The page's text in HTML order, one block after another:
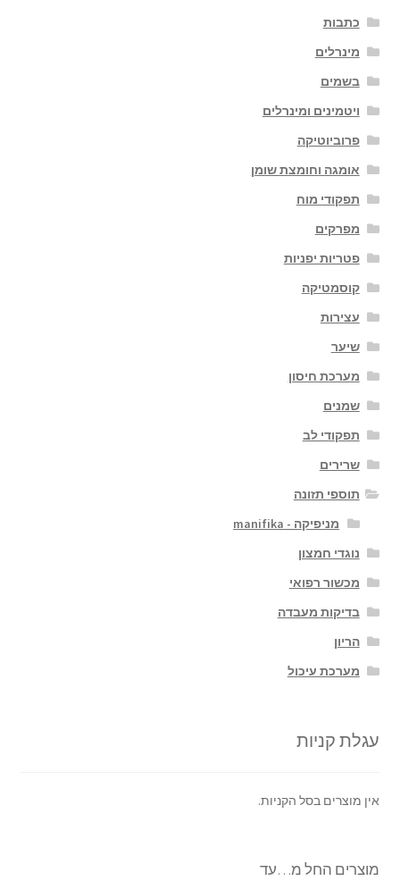
כתבות
מינרלים
בשמים
ויטמינים ומינרלים
פרוביוטיקה
אומגה וחומצת שומן
תפקודי מוח
מפרקים
פטריות יפניות
קוסמטיקה
עצירות
שיער
מערכת חיסון
שמנים
תפקודי לב
שרירים
תוספי תזונה
מניפיקה - manifika
נוגדי חמצון
מכשור רפואי
בדיקות מעבדה
הריון
מערכת עיכול
עגלת קניות
אין מוצרים בסל הקניות.
מוצרים החל מ…עד